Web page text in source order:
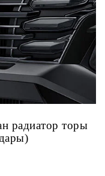
радиатор торы